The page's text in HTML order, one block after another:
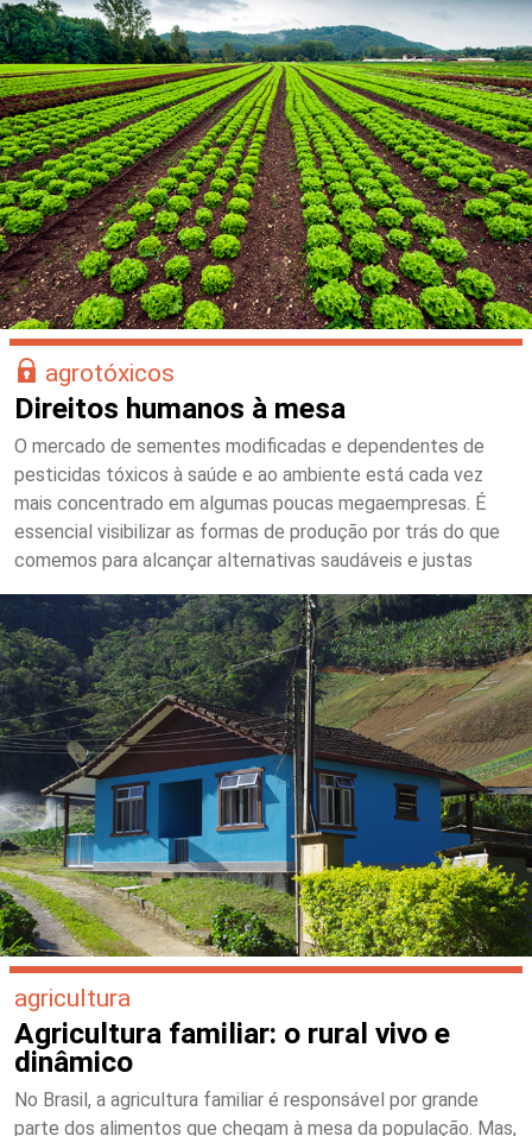
agrotóxicos
Direitos humanos à mesa
O mercado de sementes modificadas e dependentes de
pesticidas tóxicos à saúde e ao ambiente está cada vez
mais concentrado em algumas poucas megaempresas. É
essencial visibilizar as formas de produção por trás do que
comemos para alcançar alternativas saudáveis e justas
agricultura
Agricultura familiar: o rural vivo e
dinâmico
No Brasil, a agricultura familiar é responsável por grande
parte dos alimentos que chegam à mesa da população. Mas,